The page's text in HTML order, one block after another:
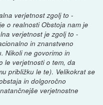
verjetnost zgolj to -
o realnosti Obstoja nam je
verjetnost je zgolj to -
in znanstveno
Nikoli ne govorimo in
le verjetnosti o tem, da
približku le te). Velikokrat se
in dolgoročno
verjetnostne